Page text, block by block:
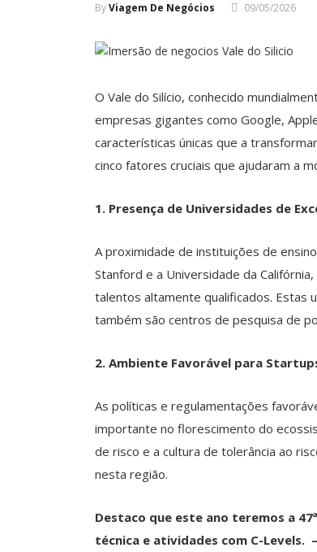
ByViagem De Negócios 09/05/2026
O Vale do Silício, conhecido
empresas gigantes como Google,
características únicas que a
cinco fatores cruciais que ajudaram a
1. Presença de Universidades de
A proximidade de instituições de
Stanford e a Universidade da
talentos altamente qualificados. Estas
também são centros de pesquisa de
2. Ambiente Favorável para
As políticas e regulamentações
importante no florescimento do
de risco e a cultura de tolerância ao
nesta região.
Destaco que este ano teremos a
técnica e atividades com C-Levels. –